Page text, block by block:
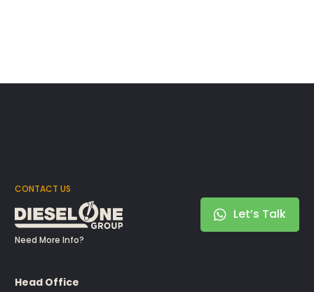
CONTACT US
Need More Info?
Let’s Talk
Head Office